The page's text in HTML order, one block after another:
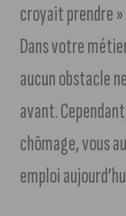
croyait prendre »
Dans votre
aucun obstacle
avant.
chômage, vous
emploi